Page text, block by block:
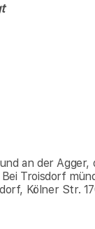
an der
Troisdorf
Kölner Str.